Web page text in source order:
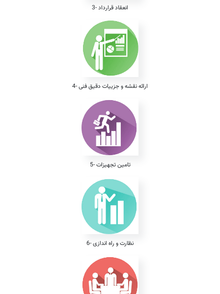
3- انعقاد قرارداد
4- ارائه نقشه و جزییات دقیق فنی
5- تامین تجهیزات
6- نظارت و راه اندازی